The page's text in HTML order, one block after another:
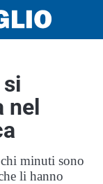
nel
minuti sono
li hanno